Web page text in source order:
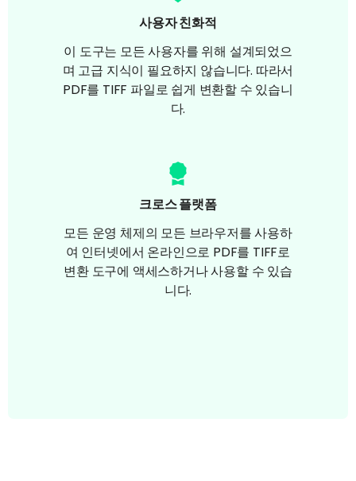
사용자 친화적
이 도구는 모든 사용자를 위해 설계되었으
며 고급 지식이 필요하지 않습니다. 따라서
PDF를 TIFF 파일로 쉽게 변환할 수 있습니
다.
크로스 플랫폼
모든 운영 체제의 모든 브라우저를 사용하
여 인터넷에서 온라인으로 PDF를 TIFF로
변환 도구에 액세스하거나 사용할 수 있습
니다.